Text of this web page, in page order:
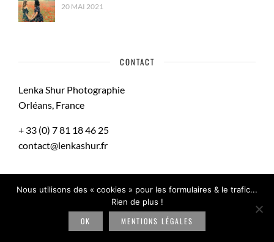
20 MAI 2021
CONTACT
Lenka Shur Photographie
Orléans, France
+ 33 (0) 7 81 18 46 25
contact@lenkashur.fr
Mentions Légales
Tous droits réservés © Lenka Shur Photographe
Nous utilisons des « cookies » pour les formulaires & le trafic...
Rien de plus !
OK MENTIONS LÉGALES